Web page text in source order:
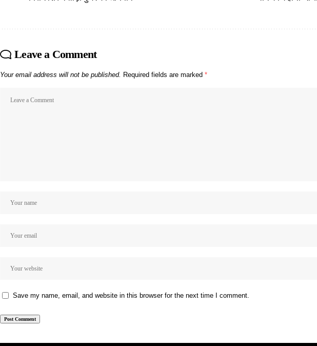
Leave a Comment
Your email address will not be published. Required fields are marked *
Save my name, email, and website in this browser for the next time I comment.